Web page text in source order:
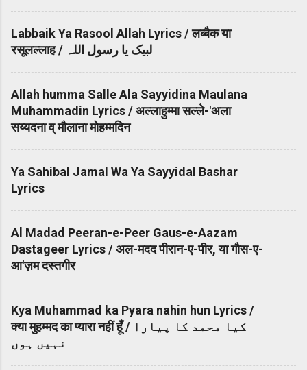
Labbaik Ya Rasool Allah Lyrics / लब्बैक या
रसूलल्लाह / لبیک یا رسول اللہ
Allah humma Salle Ala Sayyidina Maulana
Muhammadin Lyrics / अल्लाहुम्मा सल्ले-'अला
सय्यदना व् मौलाना मोहम्मदिन
Ya Sahibal Jamal Wa Ya Sayyidal Bashar
Lyrics
Al Madad Peeran-e-Peer Gaus-e-Aazam
Dastageer Lyrics / अल-मदद पीरान-ए-पीर, या गौस-ए-
आ'ज़म दस्तगीर
Kya Muhammad ka Pyara nahin hun Lyrics /
क्या मुहम्मद का प्यारा नहीं हूँ / کیا محمد کا پیارا
نہیں ہوں